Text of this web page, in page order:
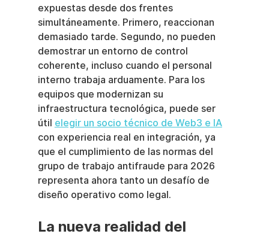
expuestas desde dos frentes
simultáneamente. Primero, reaccionan
demasiado tarde. Segundo, no pueden
demostrar un entorno de control
coherente, incluso cuando el personal
interno trabaja arduamente. Para los
equipos que modernizan su
infraestructura tecnológica, puede ser
útil elegir un socio técnico de Web3 e IA
con experiencia real en integración, ya
que el cumplimiento de las normas del
grupo de trabajo antifraude para 2026
representa ahora tanto un desafío de
diseño operativo como legal.
La nueva realidad del